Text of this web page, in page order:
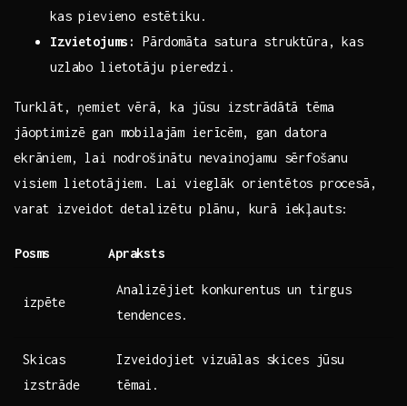
kas pievieno estētiku.
Izvietojums:
Pārdomāta satura struktūra, kas
uzlabo lietotāju pieredzi.
Turklāt,⁢ ņemiet ⁣vērā, ka jūsu izstrādātā tēma
‍jāoptimizē gan mobilajām ierīcēm, ​gan datora
ekrāniem, ⁢lai nodrošinātu⁤ nevainojamu sērfošanu
visiem lietotājiem. Lai vieglāk​ orientētos ⁣procesā,
varat izveidot⁣ detalizētu plānu, kurā iekļauts:
Posms Apraksts
izpēte
Analizējiet konkurentus un tirgus
tendences.
Skicas
izstrāde
Izveidojiet vizuālas skices jūsu
tēmai.